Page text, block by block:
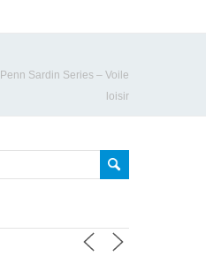
Penn Sardin Series – Voile
loisir